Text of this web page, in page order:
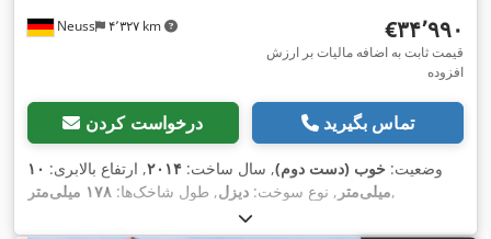
Neuss ۴٬۳۲۷ km ‎€۳۴٬۹۹۰
قیمت ثابت به اضافه مالیات بر ارزش
افزوده
درخواست کردن تماس بگیرید
وضعیت: خوب (دست دوم), سال ساخت: ۲۰۱۴, ارتفاع بالابری: ۱۰
میلی‌متر , نوع سوخت: دیزل, طول شاخک‌ها: ۱۷۸ میلی‌متر ,